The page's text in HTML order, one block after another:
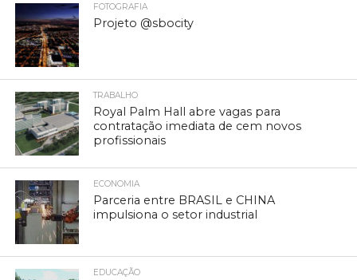
FOTOGRAFIA
Projeto @sbocity
TRABALHO
Royal Palm Hall abre vagas para
contratação imediata de cem novos
profissionais
ECONOMIA
Parceria entre BRASIL e CHINA
impulsiona o setor industrial
EDUCAÇÃO